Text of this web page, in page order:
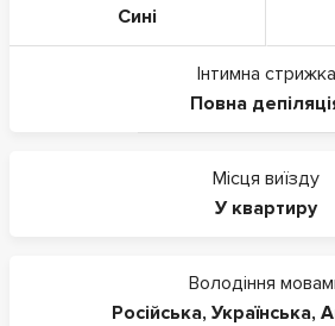
Сині
Інтимна стрижка
Повна
Місця виїзду
У квартиру
Володіння
Російська, Українська,